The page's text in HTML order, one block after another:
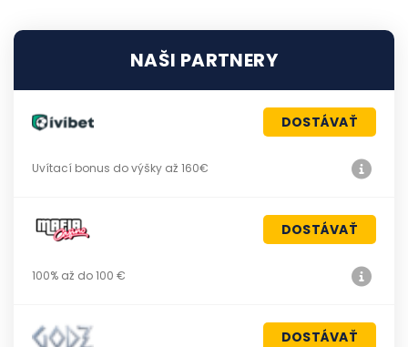
NAŠI PARTNERY
DOSTÁVAŤ
Uvítací bonus do výšky až 160€
DOSTÁVAŤ
100% až do 100 €
DOSTÁVAŤ